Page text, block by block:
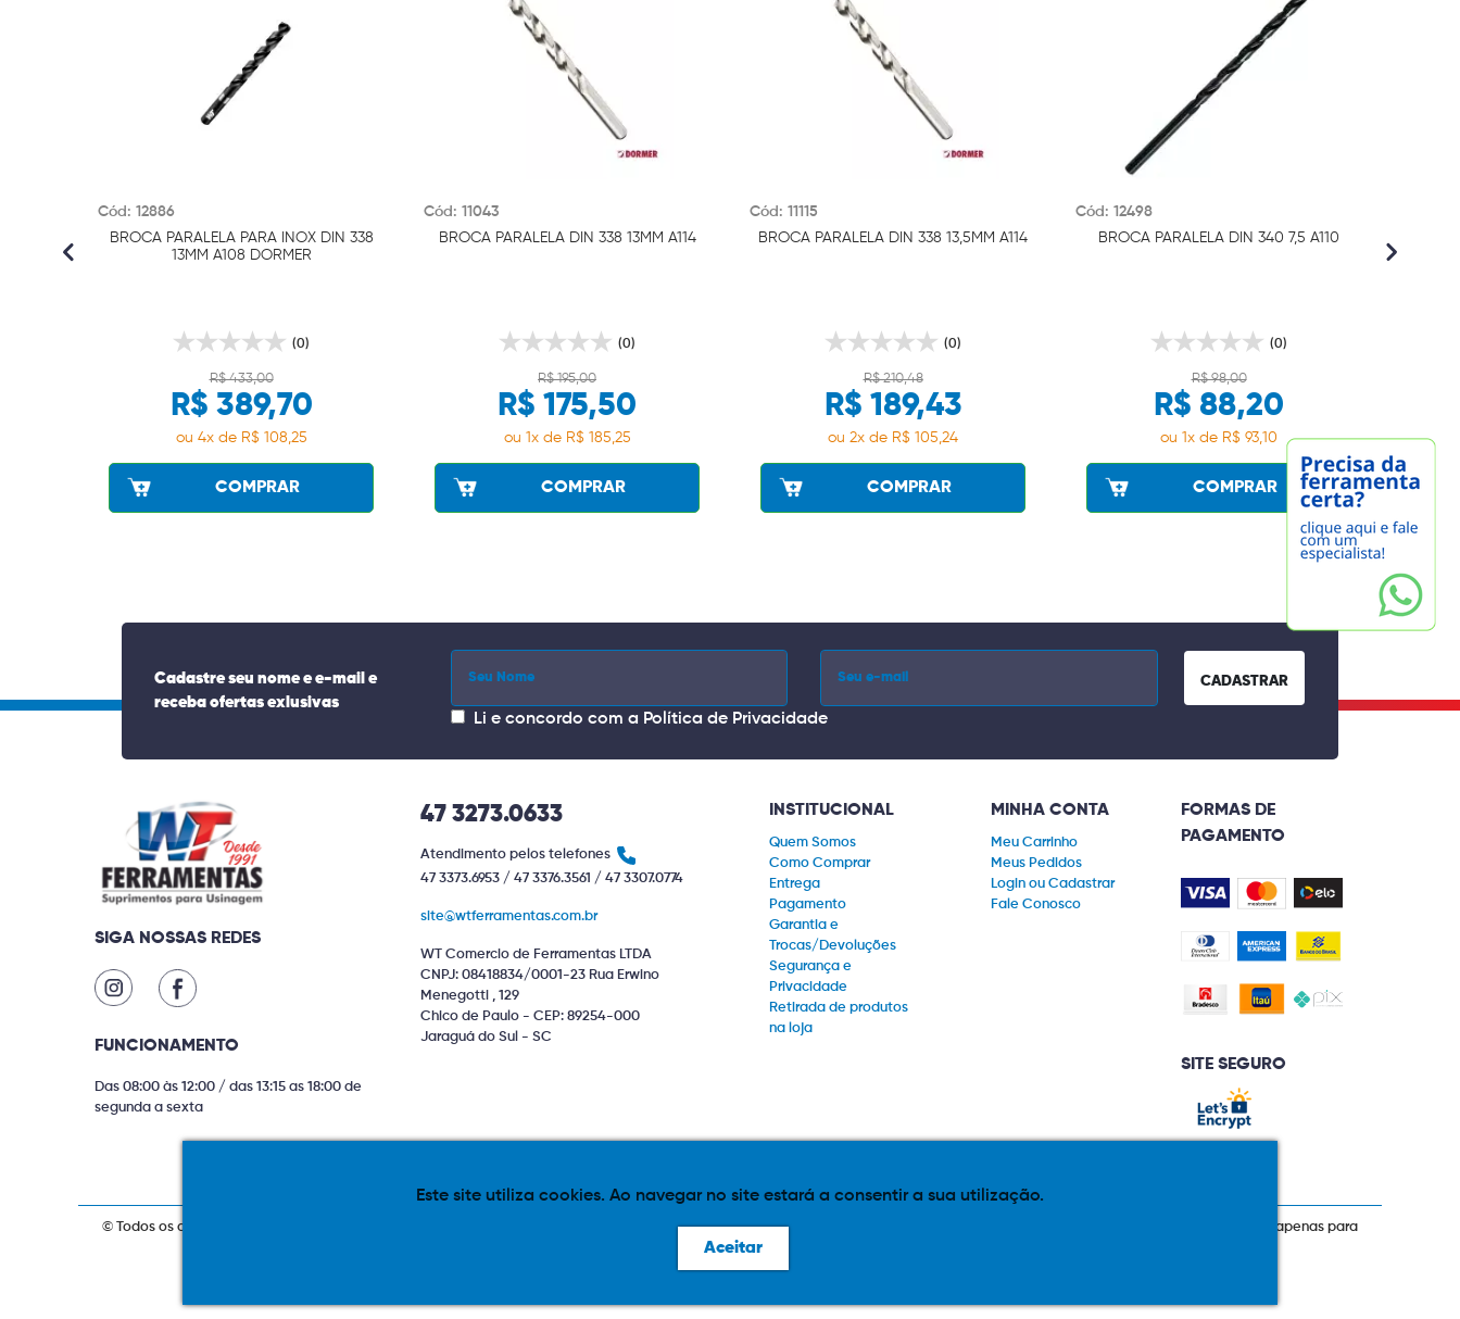
Cód: 12886
BROCA PARALELA PARA INOX DIN 338
13MM A108 DORMER
(0)
R$ 433,00
R$ 389,70
ou 4x de R$ 108,25
COMPRAR
Cód: 11043
BROCA PARALELA DIN 338 13MM A114
(0)
R$ 195,00
R$ 175,50
ou 1x de R$ 185,25
COMPRAR
Cód: 11115
BROCA PARALELA DIN 338 13,5MM A114
(0)
R$ 210,48
R$ 189,43
ou 2x de R$ 105,24
COMPRAR
Cód: 12498
BROCA PARALELA DIN 340 7,5 A110
(0)
R$ 98,00
R$ 88,20
ou 1x de R$ 93,10
COMPRAR
Cadastre seu nome e e-mail e
receba ofertas exlusivas
CADASTRAR
Li e concordo com a Política de Privacidade
SIGA NOSSAS REDES
FUNCIONAMENTO
Das 08:00 às 12:00 / das 13:15 as 18:00 de
segunda a sexta
47 3273.0633
Atendimento pelos telefones
47 3373.6953 / 47 3376.3561 / 47 3307.0774
site@wtferramentas.com.br
WT Comercio de Ferramentas LTDA
CNPJ: 08418834/0001-23 Rua Erwino
Menegotti , 129
Chico de Paulo - CEP: 89254-000
Jaraguá do Sul - SC
INSTITUCIONAL
Quem Somos
Como Comprar
Entrega
Pagamento
Garantia e
Trocas/Devoluções
Segurança e
Privacidade
Retirada de produtos
na loja
MINHA CONTA
Meu Carrinho
Meus Pedidos
Login ou Cadastrar
Fale Conosco
FORMAS DE
PAGAMENTO
SITE SEGURO
© Todos os direitos reservados. Produtos com estoque indiponível sujeitos a alteração de valor. Eventuais promoções, descontos e prazos de pagamento expostos aqui são válidos apenas para
compras via internet. As fotos, textos e layout aqui veiculados são de propriedade da Loja. É proibida a utilização total ou parcial sem nossa autorização.
Este site utiliza cookies. Ao navegar no site estará a consentir a sua utilização.
Aceitar